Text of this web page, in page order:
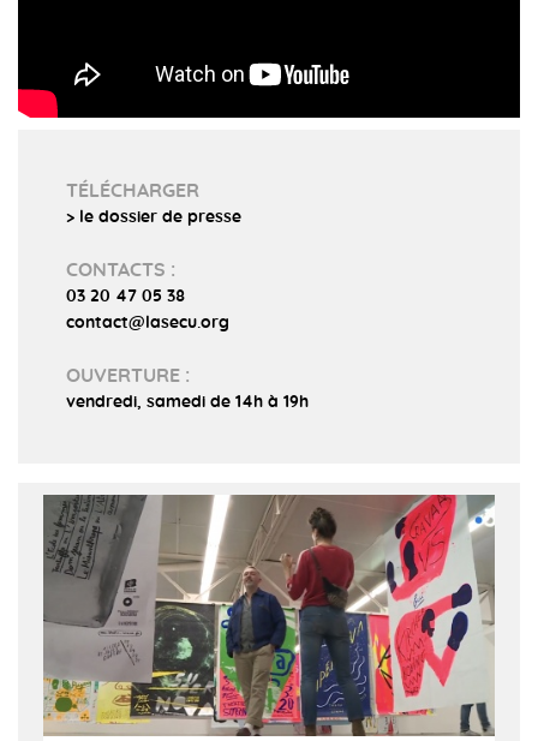
TÉLÉCHARGER
> le dossier de presse
CONTACTS :
03 20 47 05 38
contact@lasecu.org
OUVERTURE :
vendredi, samedi de 14h à 19h